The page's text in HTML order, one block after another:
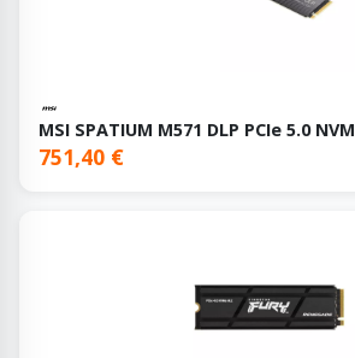
MSI SPATIUM M571 DLP PCIe 5.0
751,40 €